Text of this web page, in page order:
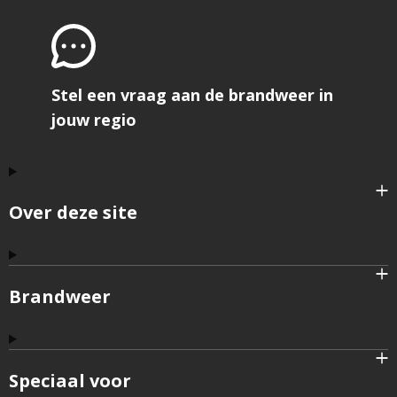
Over deze site
Brandweer
Speciaal voor
Stel een vraag aan de brandweer in
jouw regio